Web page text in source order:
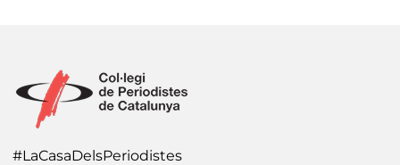
#LaCasaDelsPeriodistes